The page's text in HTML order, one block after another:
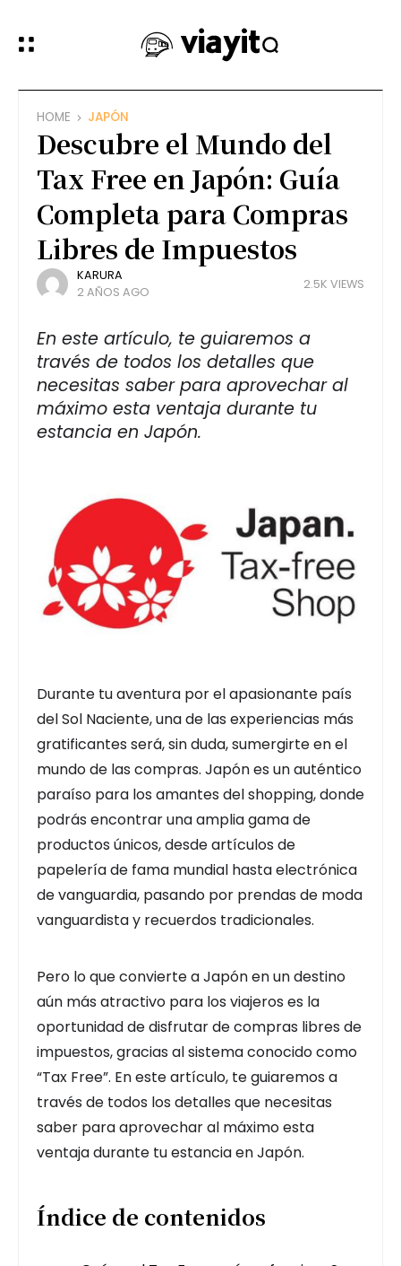
HOME JAPÓN
Descubre el Mundo del
Tax Free en Japón: Guía
Completa para Compras
Libres de Impuestos
KARURA
2 AÑOS AGO
2.5K VIEWS
En este artículo, te guiaremos a
través de todos los detalles que
necesitas saber para aprovechar al
máximo esta ventaja durante tu
estancia en Japón.
Durante tu aventura por el apasionante país
del Sol Naciente, una de las experiencias más
gratificantes será, sin duda, sumergirte en el
mundo de las compras. Japón es un auténtico
paraíso para los amantes del shopping, donde
podrás encontrar una amplia gama de
productos únicos, desde artículos de
papelería de fama mundial hasta electrónica
de vanguardia, pasando por prendas de moda
vanguardista y recuerdos tradicionales.
Pero lo que convierte a Japón en un destino
aún más atractivo para los viajeros es la
oportunidad de disfrutar de compras libres de
impuestos, gracias al sistema conocido como
“Tax Free”. En este artículo, te guiaremos a
través de todos los detalles que necesitas
saber para aprovechar al máximo esta
ventaja durante tu estancia en Japón.
Índice de contenidos